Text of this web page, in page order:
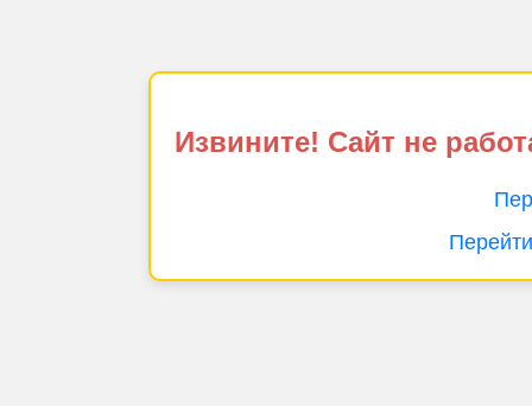
Извините! Сайт не